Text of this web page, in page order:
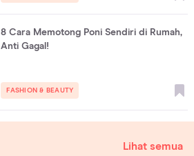
8 Cara Memotong Poni Sendiri di Rumah,
Anti Gagal!
FASHION & BEAUTY
Lihat semua